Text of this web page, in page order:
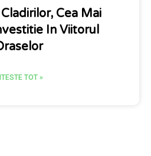
Cea Mai
In Viitorul
TOT »